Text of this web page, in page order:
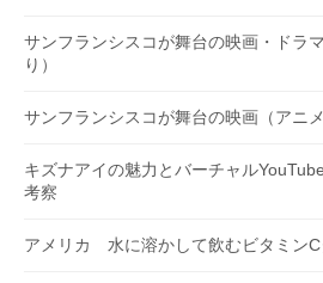
サンフランシスコが舞台の映画・ドラ
り）
サンフランシスコが舞台の映画（アニ
キズナアイの魅力とバーチャル
考察
アメリカ 水に溶かして飲むビタミンC